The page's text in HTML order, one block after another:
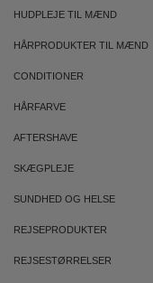
HUDPLEJE TIL MÆND
HÅRPRODUKTER TIL MÆND
CONDITIONER
HÅRFARVE
AFTERSHAVE
SKÆGPLEJE
SUNDHED OG HELSE
REJSEPRODUKTER
REJSESTØRRELSER